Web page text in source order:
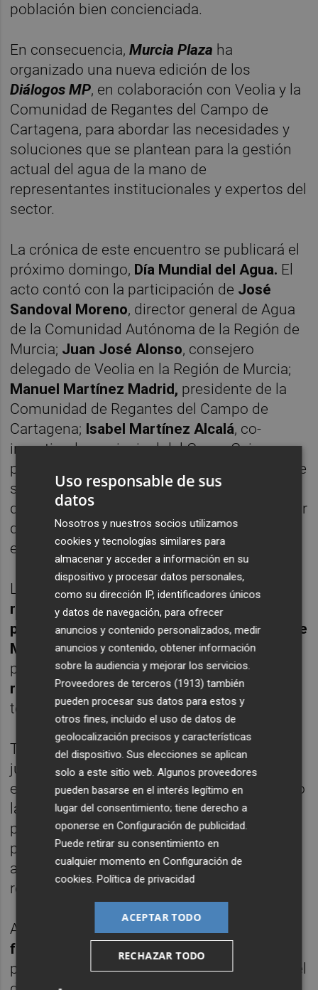
población bien concienciada.
En consecuencia, Murcia Plaza ha
organizado una nueva edición de los
Diálogos MP, en colaboración con Veolia y la
Comunidad de Regantes del Campo de
Cartagena, para abordar las necesidades y
soluciones que se plantean para la gestión
actual del agua de la mano de
representantes institucionales y expertos del
sector.
La crónica de este encuentro se publicará el
próximo domingo, Día Mundial del Agua. El
acto contó con la participación de José
Sandoval Moreno, director general de Agua
de la Comunidad Autónoma de la Región de
Murcia; Juan José Alonso, consejero
delegado de Veolia en la Región de Murcia;
Manuel Martínez Madrid, presidente de la
Comunidad de Regantes del Campo de
Cartagena; Isabel Martínez Alcalá, co-
investigadora principal del Grupo Gaia;
patrocinado por ESAMUR y Veolia a través de
su Cátedra; yJuan Pardo Martínez,
de I+D+i de Novagric. Por su parte, el director
de
Murcia Plaza,Francisco Valero,fue el
encargado de moderar el diálogo.
Los ponentes pusieron sobre la mesalos
retos, oportunidades y estrategias que
presenta la gestión del agua en la Región de
Murcia,lo que incluye las nuevas fórmulas
para eldesarrollo de las comunidades de
reganteso la implementación de nuevas
tecnologías de depuración.
También se hizo hincapié en el papel que
juega elTrasvase Tajo-Seguray se expuso
el creciente protagonismo que está ganando
la
desalación, una técnica que abre nuevas
posibilidades al tiempo que genera sus
propios riesgos. En el mismo sentido, se
aportó una reflexión sobre elprecio
recurso en la Comunidad.
Además, se realizó unamirada hacia el
futuro del campo y de los regantes,
pasa a su vez por potenciar la innovación y el
Uso responsable de sus
datos
Nosotros y nuestros socios utilizamos
cookies y tecnologías similares para
almacenar y acceder a información en su
dispositivo y procesar datos personales,
como su dirección IP, identificadores únicos
y datos de navegación, para ofrecer
anuncios y contenido personalizados, medir
anuncios y contenido, obtener información
sobre la audiencia y mejorar los servicios.
Proveedores de terceros (1913) también
pueden procesar sus datos para estos y
otros fines, incluido el uso de datos de
geolocalización precisos y características
del dispositivo. Sus elecciones se aplican
solo a este sitio web. Algunos proveedores
pueden basarse en el interés legítimo en
lugar del consentimiento; tiene derecho a
oponerse enConfiguración de publicidad.
Puede retirar su consentimiento en
cualquier momento enConfiguración de
cookies.Política de privacidad
ACEPTAR TODO
RECHAZAR TODO